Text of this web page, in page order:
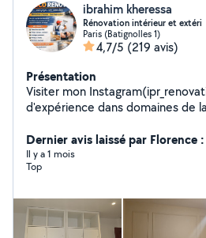
ibrahim kheressa
Rénovation intérieur et extéri
Paris (Batignolles 1)
4,7/5 (219 avis)
Présentation
Visiter mon Instagram(ipr_renovation)
d'expérience dans domaines de
services professionnels de haute
bien aux particuliers qu'aux
me permet de réaliser des
des finitions impeccables et
couvre une large gamme de
Peinture intérieure: application
Dernier avis laissé par Florence
Il y a 1 mois
Top